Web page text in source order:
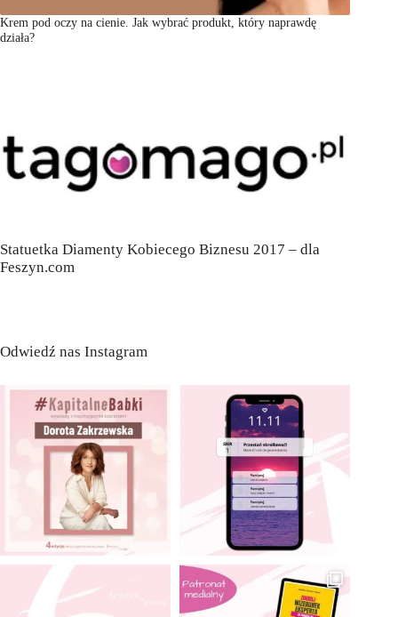
Krem pod oczy na cienie. Jak wybrać produkt, który naprawdę
działa?
Statuetka Diamenty Kobiecego Biznesu 2017 – dla
Feszyn.com
Odwiedź nas Instagram